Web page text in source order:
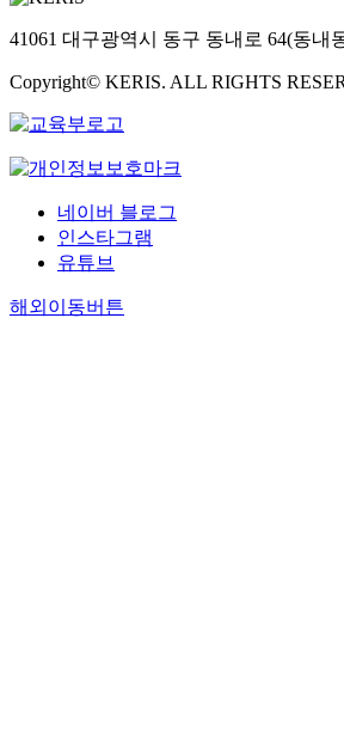
41061 대구광역시 동구 동내로 64(동내
Copyright© KERIS. ALL RIGHTS
네이버 블로그
인스타그램
유튜브
해외이동버튼